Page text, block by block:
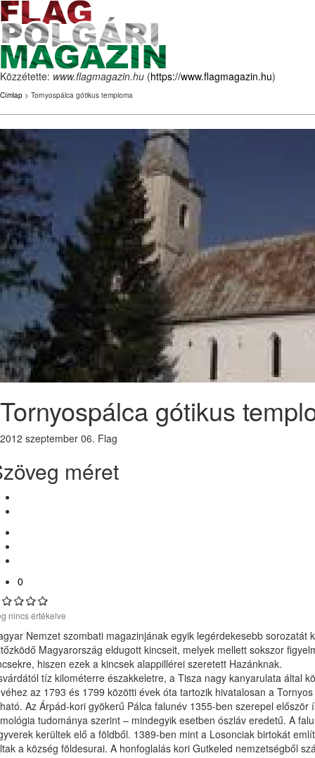
Közzétette: www.flagmagazin.hu (https://www.flagmagazin.hu)
Címlap > Tornyospálca gótikus temploma
Tornyospálca gótikus
2012 szeptember 06. Flag
méret
0
nincs értékelve
Nemzet szombati magazinjának egyik legérdekesebb
Magyarország eldugott kincseit, melyek mellett sokszor
hiszen ezek a kincsek alappillérei szeretett Hazánknak.
tíz kilométerre északkeletre, a Tisza nagy kanyarulata által
az 1793 és 1799 közötti évek óta tartozik hivatalosan a
Az Árpád-kori gyökerű Pálca falunév 1355-ben szerepel
tudománya szerint – mindegyik esetben ószláv eredetű. A
kerültek elő a földből. 1389-ben mint a Losonciak birtokát
a község földesurai. A honfoglalás kori Gutkeled nemzetségből